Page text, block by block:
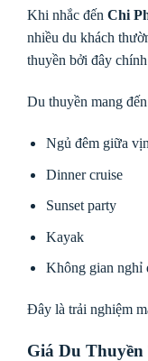
Khi nhắc đến Chi
nhiều du khách
thuyền bởi đây
Du thuyền mang
Ngủ đêm giữa
Dinner cruise
Sunset party
Kayak
Không gian nghỉ
Đây là trải nghiệm
Giá Du